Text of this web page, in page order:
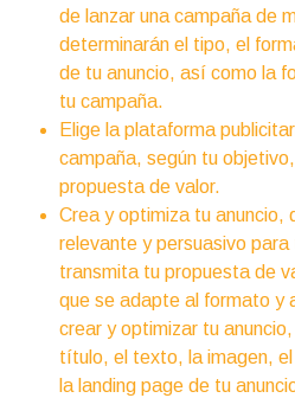
de lanzar una campaña de
determinarán el tipo, el
de tu anuncio, así como la
tu campaña.
Elige la plataforma
campaña, según tu
propuesta de valor.
Crea y optimiza tu anuncio,
relevante y persuasivo
transmita tu propuesta de
que se adapte al formato y
crear y optimizar tu
título, el texto, la imagen,
la landing page de tu